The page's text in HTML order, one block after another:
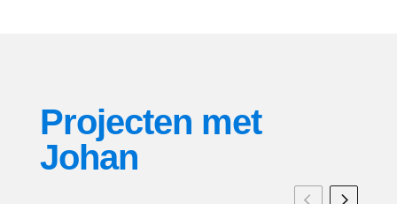
Projecten met
Johan